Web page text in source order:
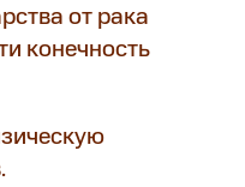
от рака
конечность